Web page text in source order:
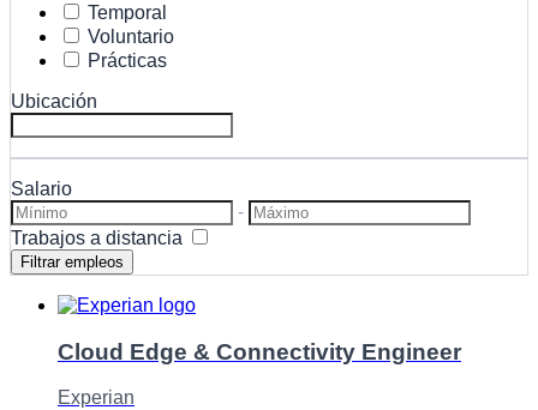
Temporal
Voluntario
Prácticas
Ubicación
Salario
-
Trabajos a distancia
Cloud Edge & Connectivity Engineer
Experian